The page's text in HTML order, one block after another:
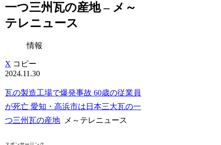
一つ三州瓦の産地 – メ～
テレニュース
情報
X コピー
2024.11.30
瓦の製造工場で爆発事故 60歳の従業員
が死亡 愛知・高浜市は日本三大瓦の一
つ三州瓦の産地 メ～テレニュース